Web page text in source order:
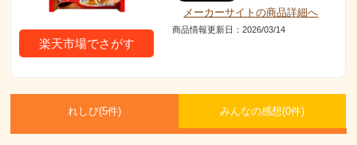
楽天市場でさがす
メーカーサイトの商品詳細へ
商品情報更新日：2026/03/14
れしぴ(5件) みんなの感想(0件)